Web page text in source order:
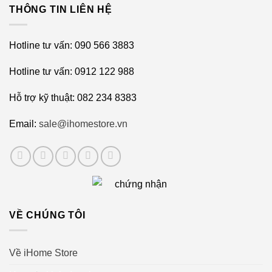
THÔNG TIN LIÊN HỆ
Hotline tư vấn: 090 566 3883
Hotline tư vấn: 0912 122 988
Hỗ trợ kỹ thuật: 082 234 8383
Email: sale@ihomestore.vn
VỀ CHÚNG TÔI
Về iHome Store